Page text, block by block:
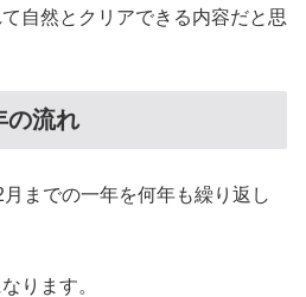
自然とクリアできる内容だと思
の流れ
までの一年を何年も繰り返し
ります。